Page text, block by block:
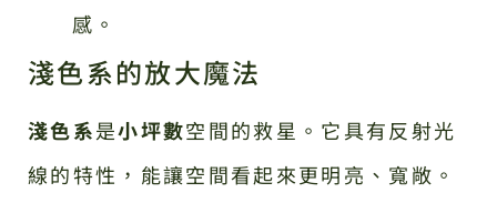
感。
淺色系的放大魔法
淺色系是小坪數空間的救星。它具有反射光
線的特性，能讓空間看起來更明亮、寬敞。